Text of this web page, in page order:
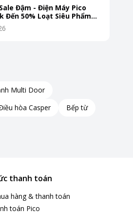
Đậm - Điện Máy Pico
Đến 50% Loạt Siêu Phẩm
Multi Door
hòa Casper
Bếp từ
thanh toán
hàng & thanh toán
toán Pico